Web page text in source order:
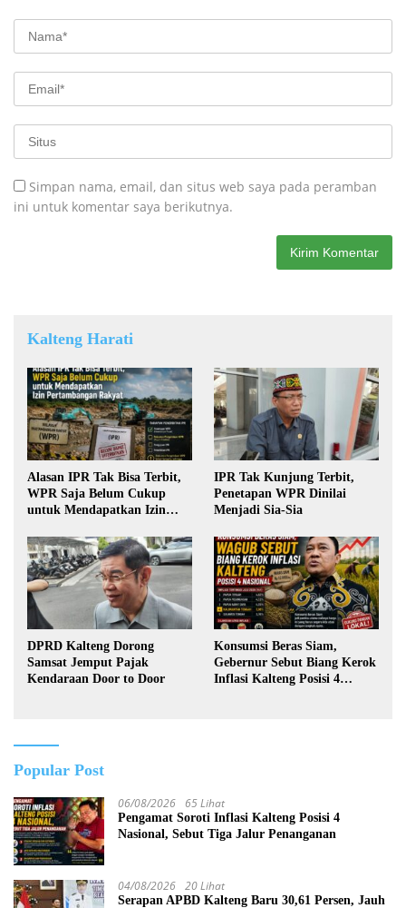
Simpan nama, email, dan situs web saya pada peramban
ini untuk komentar saya berikutnya.
Kalteng Harati
Alasan IPR Tak Bisa Terbit,
WPR Saja Belum Cukup
untuk Mendapatkan Izin
IPR Tak Kunjung Terbit,
Penetapan WPR Dinilai
Menjadi Sia-Sia
DPRD Kalteng Dorong
Samsat Jemput Pajak
Kendaraan Door to Door
Konsumsi Beras Siam,
Gebernur Sebut Biang Kerok
Inflasi Kalteng Posisi 4
Popular Post
06/08/2026 65 Lihat
Pengamat Soroti Inflasi Kalteng Posisi 4
Nasional, Sebut Tiga Jalur Penanganan
04/08/2026 20 Lihat
Serapan APBD Kalteng Baru 30,61 Persen, Jauh